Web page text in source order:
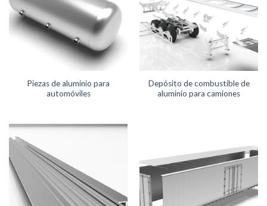
Piezas de aluminio para
automóviles
Depósito de combustible de
aluminio para camiones